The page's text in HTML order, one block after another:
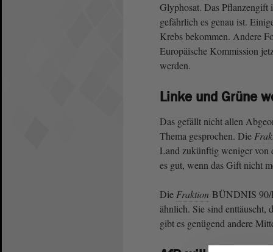
Glyphosat. Das
gefährlich es genau ist.
Krebs bekommen. Andere
Europäische Kommission
werden.
Linke und Grüne
Das gefällt nicht allen
Thema gesprochen. Die
Land zukünftig weniger von
es gut, wenn das Gift nicht
Die Fraktion BÜNDNIS 90/
ähnlich. Sie sind enttäuscht,
gibt es genügend andere